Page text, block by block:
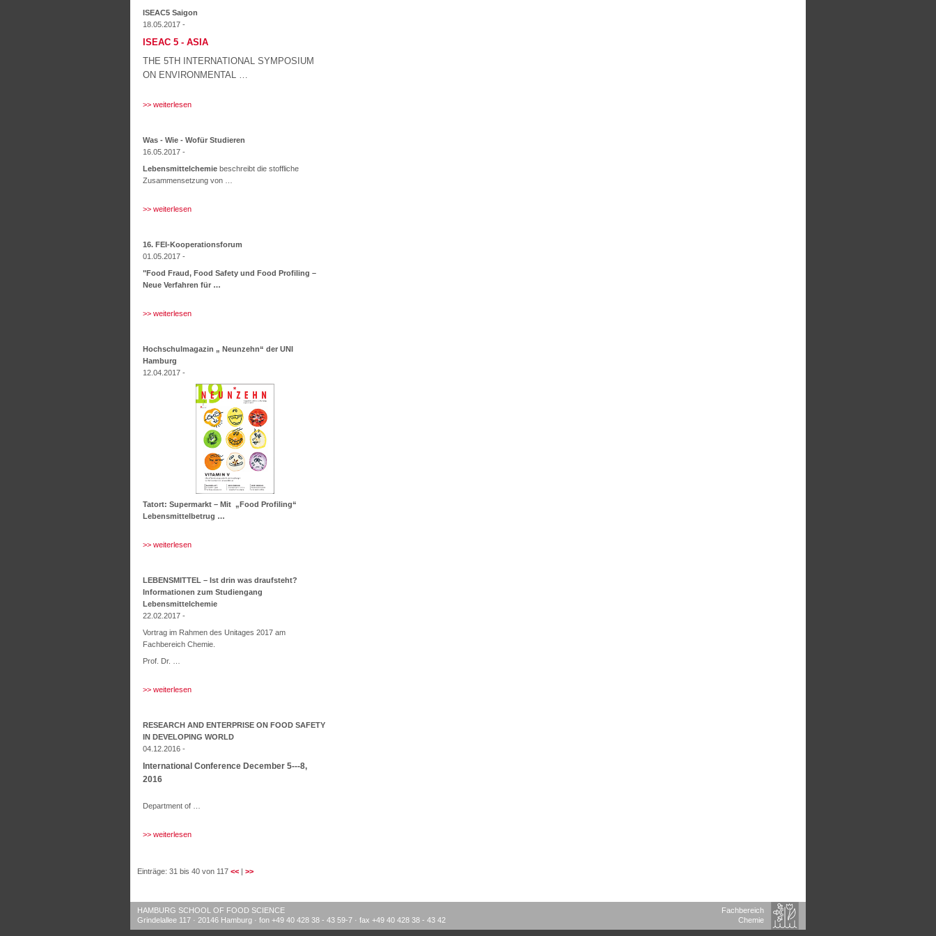
ISEAC5 Saigon
18.05.2017 -
ISEAC 5 - ASIA
THE 5TH
INTERNATIONAL SYMPOSIUM
ON ENVIRONMENTAL …
>> weiterlesen
Was - Wie - Wofür Studieren
16.05.2017 -
Lebensmittelchemie beschreibt die stoffliche
Zusammensetzung von …
>> weiterlesen
16. FEI-Kooperationsforum
01.05.2017 -
"Food Fraud, Food Safety und Food Profiling –
Neue Verfahren für …
>> weiterlesen
Hochschulmagazin „ Neunzehn“ der UNI
Hamburg
12.04.2017 -
Tatort: Supermarkt – Mit „Food Profiling“
Lebensmittelbetrug …
>> weiterlesen
LEBENSMITTEL – Ist drin was draufsteht?
Informationen zum Studiengang
Lebensmittelchemie
22.02.2017 -
Vortrag im Rahmen des Unitages 2017 am
Fachbereich Chemie.
Prof. Dr. …
>> weiterlesen
RESEARCH AND ENTERPRISE ON FOOD SAFETY
IN DEVELOPING WORLD
04.12.2016 -
International Conference December 5--‐8,
2016
Department of …
>> weiterlesen
Einträge: 31 bis 40 von 117 << | >>
HAMBURG SCHOOL OF FOOD SCIENCE
Grindelallee 117 · 20146 Hamburg · fon +49 40 428 38 - 43 59-7 · fax +49 40 428 38 - 43 42
Fachbereich
Chemie